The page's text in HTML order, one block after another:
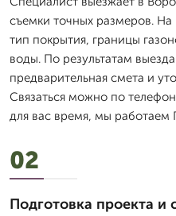
съемки точных размеров.
тип покрытия, границы
воды. По результатам
предварительная смета и
Связаться можно по
для вас время, мы
02
Подготовка проекта и